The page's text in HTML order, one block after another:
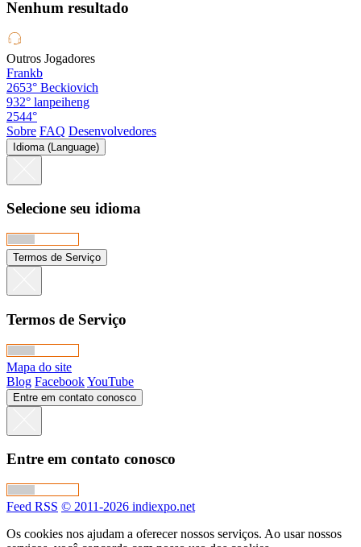
Nenhum resultado
Outros Jogadores
Frankb
2653° Beckiovich
932° lanpeiheng
2544°
Sobre FAQ Desenvolvedores
Idioma (Language)
Selecione seu idioma
Termos de Serviço
Termos de Serviço
Mapa do site
Blog FacebookYouTube
Entre em contato conosco
Entre em contato conosco
Feed RSS © 2011-2026 indiexpo.net
Os cookies nos ajudam a oferecer nossos serviços. Ao usar nossos